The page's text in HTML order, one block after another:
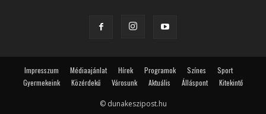
Impresszum Médiaajánlat Hírek Programok Színes
Sport
Gyermekeink
Közérdekű Városunk Aktuális Álláspont Kitekintő
© dunakeszipost.hu